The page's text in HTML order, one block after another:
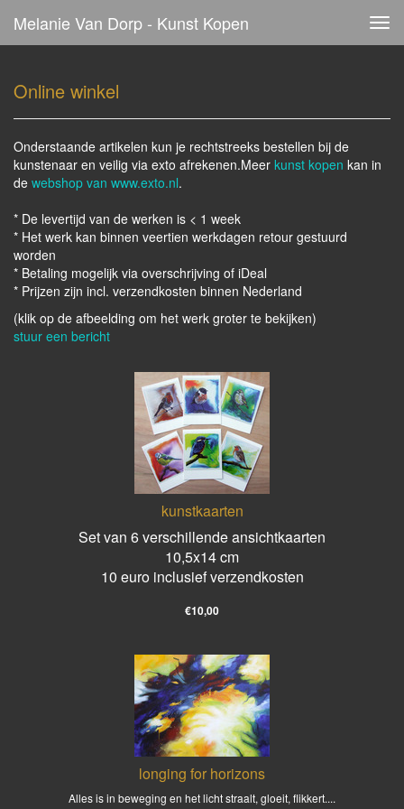
Melanie Van Dorp - Kunst Kopen
Online winkel
Onderstaande artikelen kun je rechtstreeks bestellen bij de
kunstenaar en veilig via exto afrekenen.Meer kunst kopen kan in
de webshop van www.exto.nl.
* De levertijd van de werken is < 1 week
* Het werk kan binnen veertien werkdagen retour gestuurd
worden
* Betaling mogelijk via overschrijving of iDeal
* Prijzen zijn incl. verzendkosten binnen Nederland
(klik op de afbeelding om het werk groter te bekijken)
stuur een bericht
kunstkaarten
Set van 6 verschillende ansichtkaarten
10,5x14 cm
10 euro inclusief verzendkosten
€10,00
longing for horizons
Alles is in beweging en het licht straalt, gloeit, flikkert....